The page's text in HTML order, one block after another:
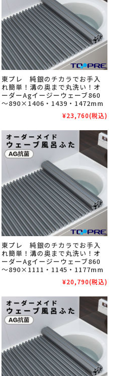
東プレ 純銀のチカラでお手入
れ簡単！溝の奥まで丸洗い！オ
ーダーAgイージーウェーブ860
～890×1406・1439・1472mm
¥23,760(税込)
東プレ 純銀のチカラでお手入
れ簡単！溝の奥まで丸洗い！オ
ーダーAgイージーウェーブ860
～890×1111・1145・1177mm
¥20,790(税込)